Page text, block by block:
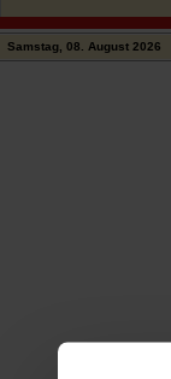
Samstag, 08. August 2026